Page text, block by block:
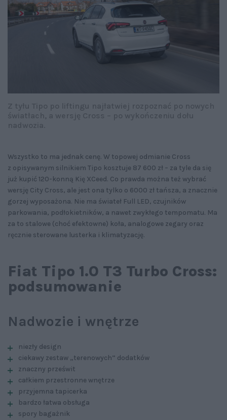
Wszystko to ma jednak cenę. W topowej odmianie Cross
z opisywanym silnikiem Tipo kosztuje 87 600 zł – za tyle da się
już kupić 120-konną Kię XCeed. Co prawda można też wybrać
wersję City Cross, ale jest ona tylko o 6000 zł tańsza, a znacznie
gorzej wyposażona. Nie ma świateł Full LED, czujników
parkowania, podłokietników, a nawet zwykłego tempomatu. Ma
za to stalowe (choć efektowne) koła, analogowe zegary oraz
ręcznie sterowane lusterka i klimatyzację.
Fiat Tipo 1.0 T3 Turbo Cross:
podsumowanie
Nadwozie i wnętrze
niezły design
ciekawy zestaw „terenowych” dodatków
znaczny prześwit
całkiem przestronne wnętrze
przyjemna tapicerka
bardzo łatwa obsługa
spory bagażnik